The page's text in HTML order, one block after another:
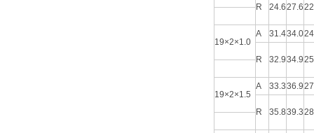
R 24.627.6
19×2×1.0
A 31.434.0
R 32.934.9
19×2×1.5
A 33.336.9
R 35.839.3